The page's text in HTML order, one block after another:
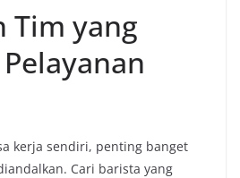
Tim yang
kerja sendiri, penting banget
Cari barista yang